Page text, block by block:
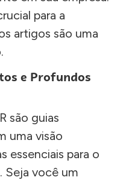
para a
artigos são uma
e Profundos
são guias
uma visão
essenciais para o
Seja você um